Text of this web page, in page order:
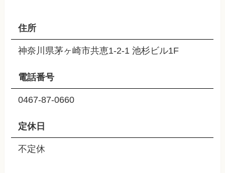
住所
神奈川県茅ヶ崎市共恵1-2-1 池杉ビル1F
電話番号
0467-87-0660
定休日
不定休